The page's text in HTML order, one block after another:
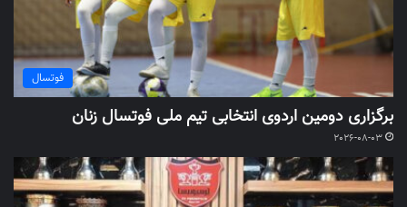
فوتسال
برگزاری دومین اردوی انتخابی تیم ملی فوتسال زنان
2026-08-03